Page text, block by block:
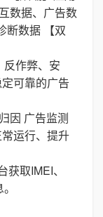
数据、广告数
断数据 【双
作弊、安
可靠的广告
因 广告监测
运行、提升
取IMEI、